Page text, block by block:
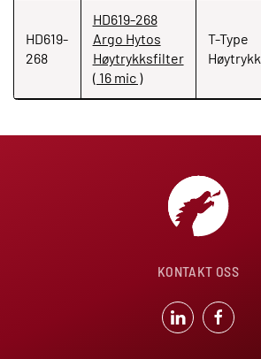
HD619-
268
HD619-268
Argo Hytos
Høytrykksfilter
( 16 mic )
T-Type
Høytrykk
KONTAKT OSS